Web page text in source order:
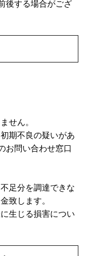
後する場合がござ
せん。
期不良の疑いがあ
お問い合わせ窓口
足分を調達できな
致します。
生じる損害につい